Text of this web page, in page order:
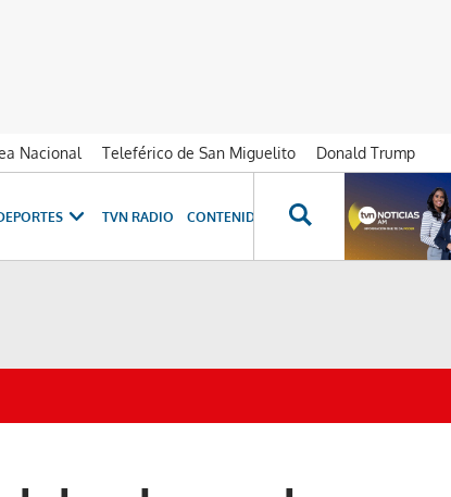
Nacional Teleférico de San Miguelito
Donald Trump
TVN RADIO CONTENIDOS ESPECIALES NOVELAS